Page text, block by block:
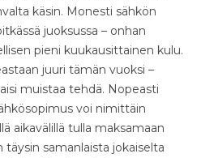
käsin. Monesti sähkön
juoksussa – onhan
pieni kuukausittainen kulu.
juuri tämän vuoksi –
muistaa tehdä. Nopeasti
voi nimittäin
aikavälillä tulla maksamaan
täysin samanlaista jokaiselta